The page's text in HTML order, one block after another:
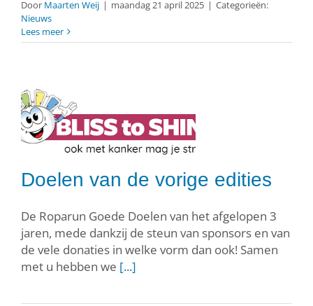
Door Maarten Weij | maandag 21 april 2025 | Categorieën:
Nieuws
Lees meer
Doelen van de vorige edities
De Roparun Goede Doelen van het afgelopen 3
jaren, mede dankzij de steun van sponsors en van
de vele donaties in welke vorm dan ook! Samen
met u hebben we [...]